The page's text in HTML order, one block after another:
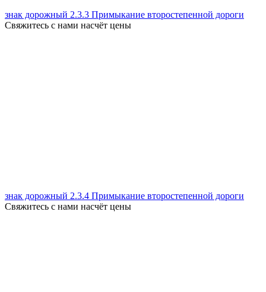
знак дорожный 2.3.3 Примыкание второстепенной дороги
Свяжитесь с нами насчёт цены
знак дорожный 2.3.4 Примыкание второстепенной дороги
Свяжитесь с нами насчёт цены